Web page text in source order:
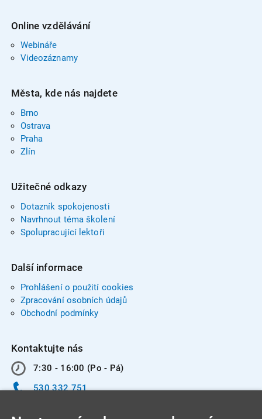
Online vzdělávání
Webináře
Videozáznamy
Města, kde nás najdete
Brno
Ostrava
Praha
Zlín
Užitečné odkazy
Dotazník spokojenosti
Navrhnout téma školení
Spolupracující lektoři
Další informace
Prohlášení o použití cookies
Zpracování osobních údajů
Obchodní podmínky
Kontaktujte nás
7:30 - 16:00 (Po - Pá)
530 332 751